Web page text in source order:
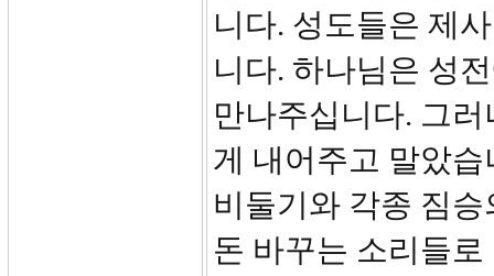
니다. 성도들은 제
니다. 하나님은 성
만나주십니다. 그
게 내어주고 말았
비둘기와 각종 짐
돈 바꾸는 소리들